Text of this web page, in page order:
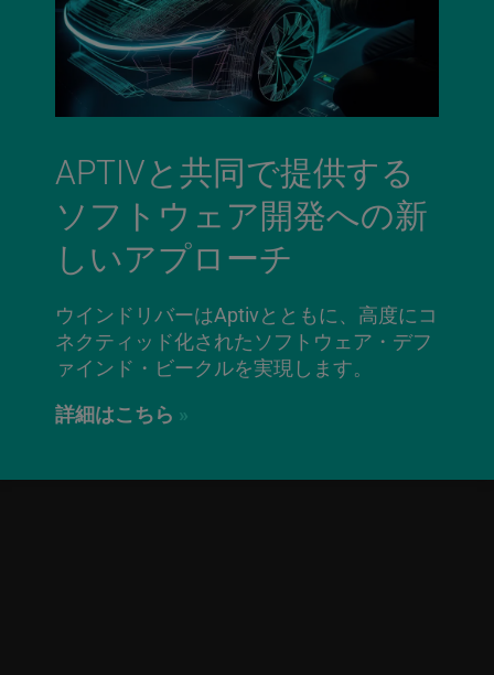
APTIVと共同で提供する
ソフトウェア開発への新
しいアプローチ
ウインドリバーはAptivとともに、高度にコ
ネクティッド化されたソフトウェア・デフ
ァインド・ビークルを実現します。
詳細はこちら »